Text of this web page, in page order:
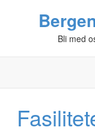
Bli med